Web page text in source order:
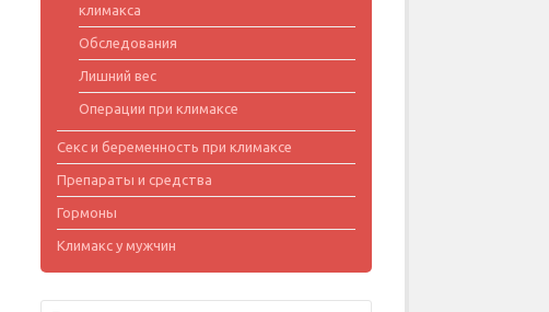
климакса
Обследования
Лишний вес
Операции при климаксе
Секс и беременность при климаксе
Препараты и средства
Гормоны
Климакс у мужчин